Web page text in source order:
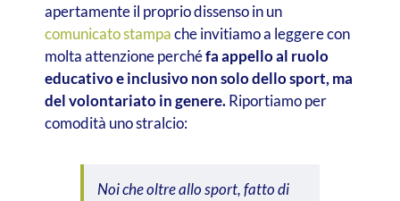
apertamente il proprio dissenso in un
comunicato stampache invitiamo a leggere con
molta attenzione perchéfa appello al ruolo
educativo e inclusivo non solo dello sport, ma
del volontariato in genere.Riportiamo per
comodità uno stralcio:
Noi che oltre allo sport, fatto di